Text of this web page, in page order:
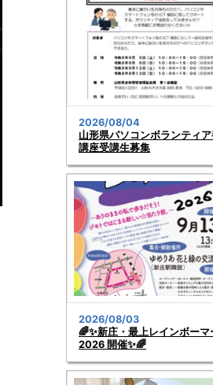
2026/08/04
山形県パソコンボランティ
講座受講生募集
2026/08/03
🌈✨新庄・最上レインボーマ
2026 開催✨🌈